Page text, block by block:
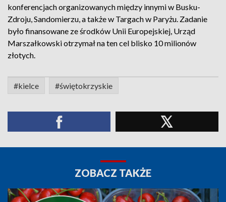
konferencjach organizowanych między innymi w Busku-
Zdroju, Sandomierzu, a także w Targach w Paryżu. Zadanie
było finansowane ze środków Unii Europejskiej, Urząd
Marszałkowski otrzymał na ten cel blisko 10 milionów
złotych.
#kielce #świętokrzyskie
ZOBACZ TAKŻE